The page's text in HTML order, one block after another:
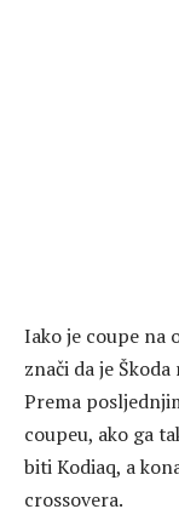
Iako je coupe na
znači da je
Prema
coupeu, ako ga
biti Kodiaq, a
crossovera.